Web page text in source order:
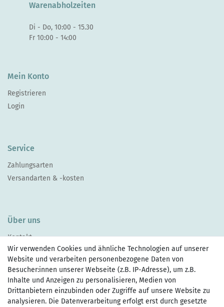
Warenabholzeiten
Di - Do, 10:00 - 15.30
Fr 10:00 - 14:00
Mein Konto
Registrieren
Login
Service
Zahlungsarten
Versandarten & -kosten
Über uns
Kontakt
Zahlen Sie bequem per
Wir verwenden Cookies und ähnliche Technologien auf unserer
Website und verarbeiten personenbezogene Daten von
Besucher:innen unserer Webseite (z.B. IP-Adresse), um z.B.
Inhalte und Anzeigen zu personalisieren, Medien von
Drittanbietern einzubinden oder Zugriffe auf unsere Website zu
analysieren. Die Datenverarbeitung erfolgt erst durch gesetzte